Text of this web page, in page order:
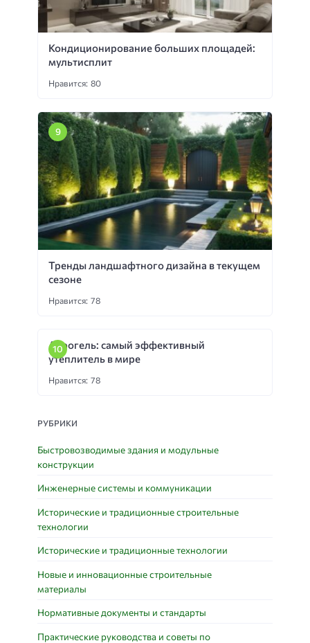
Кондиционирование больших площадей:
мультисплит
Нравится: 80
Тренды ландшафтного дизайна в текущем
сезоне
Нравится: 78
Аэрогель: самый эффективный
утеплитель в мире
Нравится: 78
РУБРИКИ
Быстровозводимые здания и модульные
конструкции
Инженерные системы и коммуникации
Исторические и традиционные строительные
технологии
Исторические и традиционные технологии
Новые и инновационные строительные
материалы
Нормативные документы и стандарты
Практические руководства и советы по